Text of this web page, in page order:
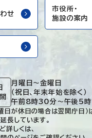
せ
市役所・
施設の案内
月曜日～金曜日
（祝日、年末年始を除く）
午前8時30分～午後5
日が休日の場合は翌開庁日）
長しています。
詳しくは、